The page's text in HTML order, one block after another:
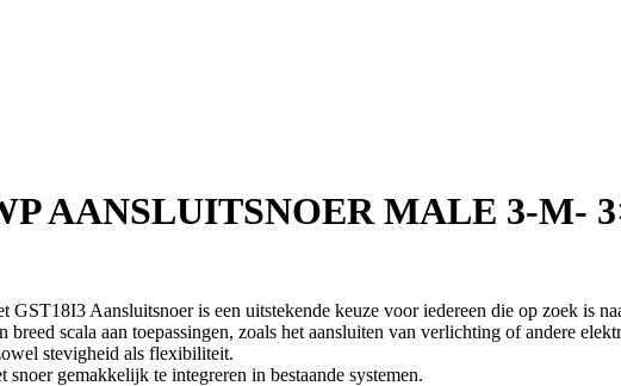
AANSLUITSNOER MALE 3-M-
Aansluitsnoer is een uitstekende keuze voor iedereen die op zoek is
scala aan toepassingen, zoals het aansluiten van verlichting of andere
stevigheid als flexibiliteit.
gemakkelijk te integreren in bestaande systemen.